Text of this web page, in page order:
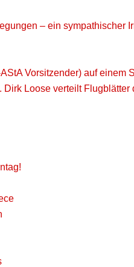
– ein sympathischer
Vorsitzender) auf einem
Loose verteilt Flugblätter